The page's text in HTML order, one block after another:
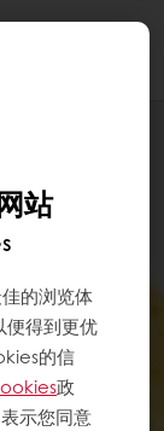
站
的浏览体
便得到更优
的信
政
示您同意